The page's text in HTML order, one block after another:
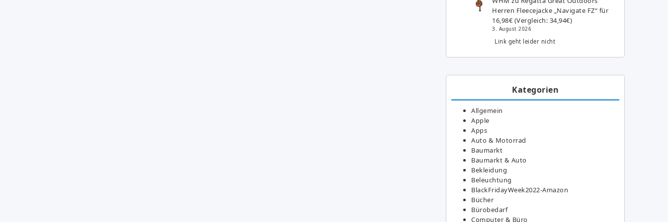
Herren Fleecejacke „Navigate FZ“ für
16,98€ (Vergleich: 34,94€)
3. August 2026
Link geht leider nicht
Kategorien
Allgemein
Apple
Apps
Auto & Motorrad
Baumarkt
Baumarkt & Auto
Bekleidung
Beleuchtung
BlackFridayWeek2022-Amazon
Bücher
Bürobedarf
Computer & Büro